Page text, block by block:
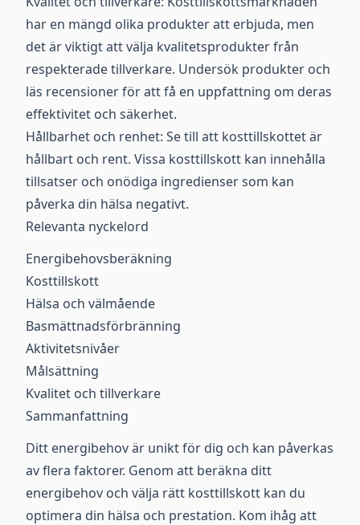
har en mängd olika produkter att erbjuda, men
det är viktigt att välja kvalitetsprodukter från
respekterade tillverkare. Undersök produkter och
läs recensioner för att få en uppfattning om deras
effektivitet och säkerhet.
Hållbarhet och renhet: Se till att kosttillskottet är
hållbart och rent. Vissa kosttillskott kan innehålla
tillsatser och onödiga ingredienser som kan
påverka din hälsa negativt.
Relevanta nyckelord
Energibehovsberäkning
Kosttillskott
Hälsa och välmående
Basmättnadsförbränning
Aktivitetsnivåer
Målsättning
Kvalitet och tillverkare
Sammanfattning
Ditt energibehov är unikt för dig och kan påverkas
av flera faktorer. Genom att beräkna ditt
energibehov och välja rätt kosttillskott kan du
optimera din hälsa och prestation. Kom ihåg att